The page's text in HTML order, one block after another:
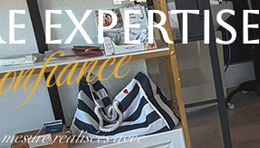
EXPERTISE
réalisées avec